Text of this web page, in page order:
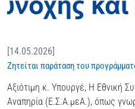
[14.05.2026]
Ζητείται παράταση του
Αξιότιμη κ. Υπουργέ, Η Εθνική
Αναπηρία (Ε.Σ.Α.μεΑ.), όπως